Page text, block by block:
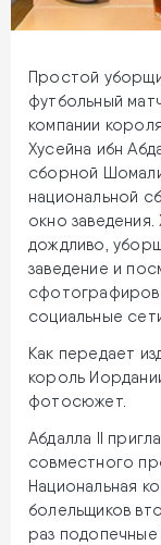
Простой
футбольный
компании
Хусейна ибн
сборной
национальной
окно
дождливо,
заведение и
социальные
Как передает
король
фотосюжет.
Абдалла II
совместного
Национальная
болельщиков
раз